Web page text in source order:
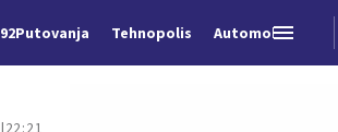
92Putovanja Tehnopolis Automobili
22:21